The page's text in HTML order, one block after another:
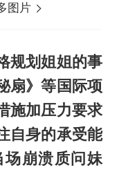
图片
规划姐姐的事
扇》等国际项
施加压力要求
自身的承受能
崩溃质问妹